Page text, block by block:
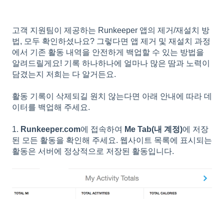
고객 지원팀이 제공하는 Runkeeper 앱의 제거/재설치 방
법, 모두 확인하셨나요? 그렇다면 앱 제거 및 재설치 과정
에서 기존 활동 내역을 안전하게 백업할 수 있는 방법을
알려드릴게요! 기록 하나하나에 얼마나 많은 땀과 노력이
담겼는지 저희는 다 알거든요.
활동 기록이 삭제되길 원치 않는다면 아래 안내에 따라 데
이터를 백업해 주세요.
1. Runkeeper.com에 접속하여 Me Tab(내 계정)에 저장
된 모든 활동을 확인해 주세요. 웹사이트 목록에 표시되는
활동은 서버에 정상적으로 저장된 활동입니다.